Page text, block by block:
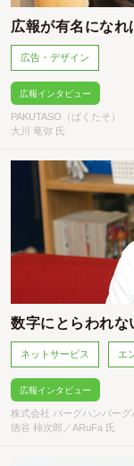
広報が有名になれ
広告・デザイン
広報インタビュー
PAKUTASO（ぱくたそ）
大川 竜弥 氏
数字にとらわれな
ネットサービス エ
広報インタビュー
株式会社 バーグハンバーグ
徳谷 柿次郎／ARuFa 氏